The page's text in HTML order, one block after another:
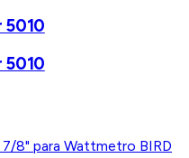
5010
5010